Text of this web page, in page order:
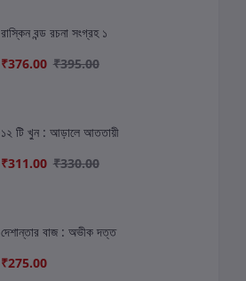
রাস্কিন বন্ড রচনা সংগ্রহ ১
₹376.00 ₹395.00
১২ টি খুন : আড়ালে আততায়ী
₹311.00 ₹330.00
দেশান্তার বাজ : অভীক দত্ত
₹275.00